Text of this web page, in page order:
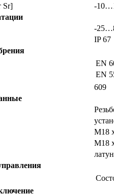
Sr]
-
-
IP 67
EN
EN
609
M18
M18